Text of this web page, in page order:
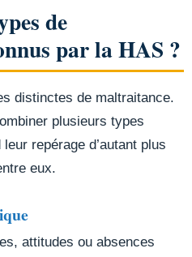
de
par la HAS ?
distinctes de maltraitance.
plusieurs types
repérage d’autant plus
eux.
attitudes ou absences